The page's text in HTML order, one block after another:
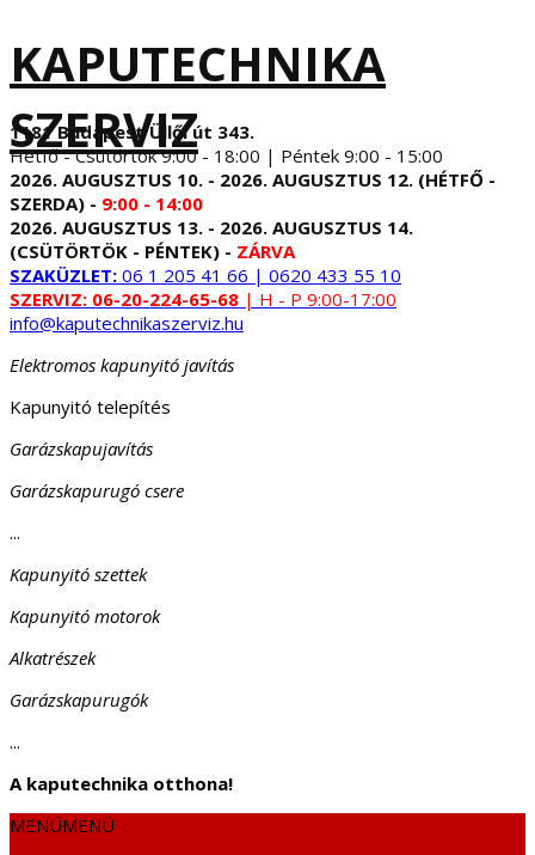
KAPUTECHNIKA
SZERVIZ
1181 Budapest Üllői út 343.
Hétfő - Csütörtök 9:00 - 18:00 | Péntek 9:00 - 15:00
2026. AUGUSZTUS 10. - 2026. AUGUSZTUS 12. (HÉTFŐ -
SZERDA) - 9:00 - 14:00
2026. AUGUSZTUS 13. - 2026. AUGUSZTUS 14.
(CSÜTÖRTÖK - PÉNTEK) - ZÁRVA
SZAKÜZLET: 06 1 205 41 66 | 0620 433 55 10
SZERVIZ: 06-20-224-65-68 | H - P 9:00-17:00
info@kaputechnikaszerviz.hu
Elektromos kapunyitó javítás
Kapunyitó telepítés
Garázskapujavítás
Garázskapurugó csere
...
Kapunyitó szettek
Kapunyitó motorok
Alkatrészek
Garázskapurugók
...
A kaputechnika otthona!
MENÜMENÜ